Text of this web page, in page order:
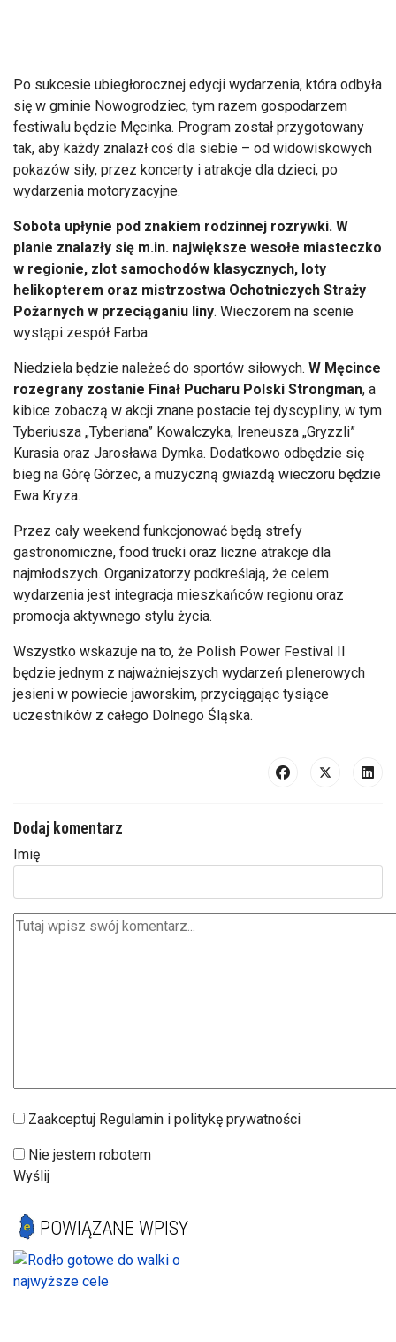
Po sukcesie ubiegłorocznej edycji wydarzenia, która odbyła
się w gminie Nowogrodziec, tym razem gospodarzem
festiwalu będzie Męcinka. Program został przygotowany
tak, aby każdy znalazł coś dla siebie – od widowiskowych
pokazów siły, przez koncerty i atrakcje dla dzieci, po
wydarzenia motoryzacyjne.
Sobota upłynie pod znakiem rodzinnej rozrywki. W
planie znalazły się m.in. największe wesołe miasteczko
w regionie, zlot samochodów klasycznych, loty
helikopterem oraz mistrzostwa Ochotniczych Straży
Pożarnych w przeciąganiu liny. Wieczorem na scenie
wystąpi zespół Farba.
Niedziela będzie należeć do sportów siłowych. W Męcince
rozegrany zostanie Finał Pucharu Polski Strongman, a
kibice zobaczą w akcji znane postacie tej dyscypliny, w tym
Tyberiusza „Tyberiana” Kowalczyka, Ireneusza „Gryzzli”
Kurasia oraz Jarosława Dymka. Dodatkowo odbędzie się
bieg na Górę Górzec, a muzyczną gwiazdą wieczoru będzie
Ewa Kryza.
Przez cały weekend funkcjonować będą strefy
gastronomiczne, food trucki oraz liczne atrakcje dla
najmłodszych. Organizatorzy podkreślają, że celem
wydarzenia jest integracja mieszkańców regionu oraz
promocja aktywnego stylu życia.
Wszystko wskazuje na to, że Polish Power Festival II
będzie jednym z najważniejszych wydarzeń plenerowych
jesieni w powiecie jaworskim, przyciągając tysiące
uczestników z całego Dolnego Śląska.
Dodaj komentarz
Imię
Zaakceptuj Regulamin i politykę prywatności
Nie jestem robotem
Wyślij
POWIĄZANE WPISY